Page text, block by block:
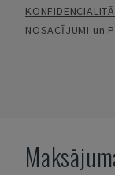
NOSACĪJUMI un